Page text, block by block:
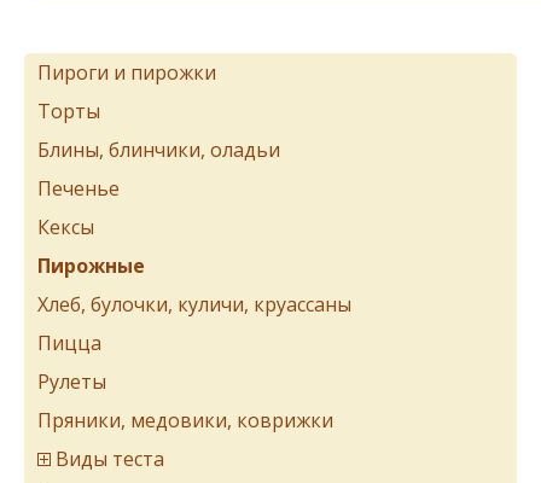
Пироги и пирожки
Торты
Блины, блинчики, оладьи
Печенье
Кексы
Пирожные
Хлеб, булочки, куличи, круассаны
Пицца
Рулеты
Пряники, медовики, коврижки
Виды теста